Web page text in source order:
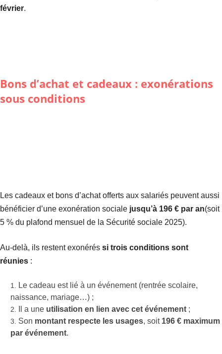
février.
Bons d’achat et cadeaux : exonérations
sous conditions
Les cadeaux et bons d’achat offerts aux salariés peuvent aussi
bénéficier d’une exonération sociale jusqu’à 196 € par an(soit
5 % du plafond mensuel de la Sécurité sociale 2025).
Au-delà, ils restent exonérés si trois conditions sont
réunies :
Le cadeau est lié à un événement (rentrée scolaire,
naissance, mariage…) ;
Il a une utilisation en lien avec cet événement ;
Son montant respecte les usages, soit 196 € maximum
par événement.